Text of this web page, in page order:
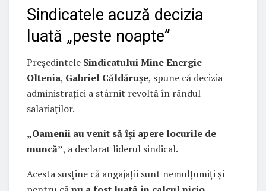
Sindicatele acuză decizia
luată „peste noapte”
Președintele Sindicatului Mine Energie
Oltenia, Gabriel Căldărușe, spune că decizia
administrației a stârnit revoltă în rândul
salariaților.
„Oamenii au venit să își apere locurile de
muncă”, a declarat liderul sindical.
Acesta susține că angajații sunt nemulțumiți și